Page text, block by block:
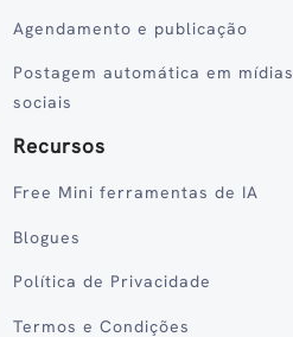
Agendamento e publicação
Postagem automática em mídias
sociais
Recursos
Free Mini ferramentas de IA
Blogues
Política de Privacidade
Termos e Condições